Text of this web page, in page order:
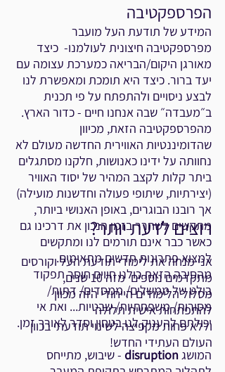
הפרספקטיבה
המידע של תודעת העל מועבר
מפרספקטיבה חיצונית לעולמנו- כיצד
מאורגן היקום/הבריאה כמערכת עצומה עם
יעד ברור. כיצד היא תומכת ומאפשרת לנו
לבצע ניסויים ולהתפתח על פי תכנית
ב״מעבדה״ שבה אנחנו חיים - כדור הארץ.
מהפרספקטיבה הזאת, מכיוון
שהדומיננטיות האווירית החדשה מעולם לא
נחוותה על ידינו כאנושות, חלקנו מסתגלים
ביתר קלות לקצב המהיר של יסוד האוויר
(יצירתיות, שיתופי פעולה וחדשנות מועילה)
אך רובנו הבוגרים, באופן האנושי ביותר,
מתקשים לשחרר בזמן הנכון את דרכינו גם
כאשר כבר אינם תורמים לנו ומתקשים
למצוא פתרונות חדשים מתאימים.
מהסיבה הזאת כולנו חווים חוסר תפקוד
בולט של ממשלים/ ממסדים/ דתות/
מסורות/ משפחתיות/ שבטיות... ואת אי
יכולתם להעניק לנו בטחון וסדר לאורך זמן.
המושגdisruption - שיבוש, מתייחס
רוצים לדעת יותר?
אני מנחה את לימודי תודעת העל וקורסים
מתקדמים נוספים מזה 10 שנים,
מסלול הלימודים הייחודי הזה מכוון
להתפתחות אישית תלולה
וללא פחות מקפיצה לשינוי תודעתי בכוון
העולם העתידי החדש!